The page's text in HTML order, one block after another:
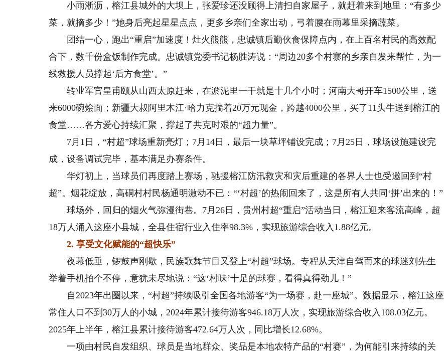
小雨淅沥，榕江县城外的大坝上，张爱珍还没顾得上清扫自家屋子，就赶着来到地里：“有多少
菜，就摘多少！”她身后亮起星星点点，更多乡亲们全家出动，弓着腰在雨幕里采摘蔬菜。
团结一心，跑出“重启”加速度！灶火熊熊，忠诚镇后勤伙食保障点内，在上百名村民的高效配
合下，数千份盒饭制作完成。忠诚镇党委书记杨胜涛说：“周边20多个村寨的乡亲自发来帮忙，为一
线救援人员撑起‘后方食堂’。”
转业军官皇甫颐从山西太原赶来，在淤泥里一干就是十几个小时；河南大哥开车1500公里，送
来6000碗烩面；新疆大叔阿里木江·哈力克揣着20万元现金，跨越4000公里，买了11头牛送到榕江的
食堂……各方爱心持续汇聚，撑起了共克时艰的“超力量”。
7月1日，“村超”球场重新亮灯；7月14日，最后一块草坪铺设完成；7月25日，球场设施建设完
成，设备调试完毕，基本满足办赛条件。
华灯初上，当球员们再度踏上赛场，驰援榕江防汛救灾和灾后重建的各界人士也受邀回到“村
超”。烟花绽放，高硐村村民杨通明激动不已：“‘村超’的热闹回来了，这是所有人共同‘拼’出来的！”
球场外，回归的烟火气弥漫街巷。7月26日，贵州村超“重启”活动当日，榕江迎来客流高峰，超
18万人涌入这座小县城，全县住宿行业入住率98.3%，实现旅游综合收入1.88亿元。
2. 享受文化赋能的“超快乐”
夜幕低垂，锣鼓声刚歇，民族歌舞节目又登上“村超”球场。专程从天津自驾而来的球迷刘先生
举着手机拍个不停，意犹未尽地说：“这‘村味’十足的球赛，看得真得劲儿！”
自2023年出圈以来，“村超”持续吸引全国各地游客“为一场赛，赴一座城”。数据显示，榕江这座
常住人口不到30万人的小城，2024年累计接待游客946.18万人次，实现旅游综合收入108.03亿元。
2025年上半年，榕江县累计接待游客472.64万人次，同比增长12.68%。
一项由村民自发组织、球员是当地群众、奖品是本地农特产品的“村赛”，为何能引来持续的关